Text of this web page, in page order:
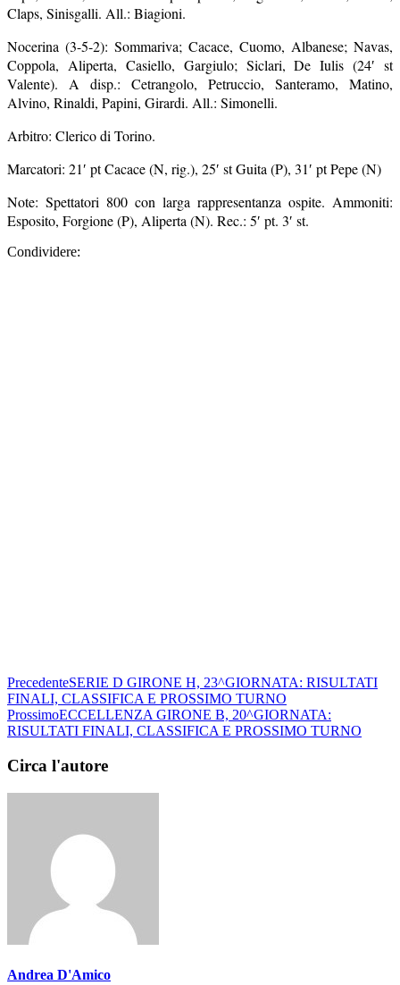
Nocerina (3-5-2): Sommariva; Cacace, Cuomo, Albanese; Navas,
Valente). A disp.: Cetrangolo, Petruccio, Santeramo, Matino,
Alvino, Rinaldi, Papini, Girardi. All.: Simonelli.
Arbitro: Clerico di Torino.
Marcatori: 21′ pt Cacace (N, rig.), 25′ st Guita (P), 31′ pt Pepe (N)
Note: Spettatori 800 con larga rappresentanza ospite. Ammoniti:
Condividere:
ProssimoECCELLENZA GIRONE B, 20^GIORNATA:
RISULTATI FINALI, CLASSIFICA E PROSSIMO TURNO
Circa l'autore
Andrea D'Amico